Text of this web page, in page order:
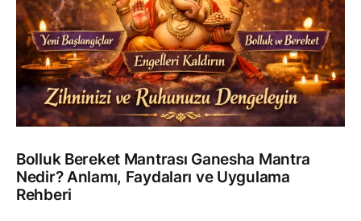
Bolluk Bereket Mantrası Ganesha Mantra
Nedir? Anlamı, Faydaları ve Uygulama
Rehberi